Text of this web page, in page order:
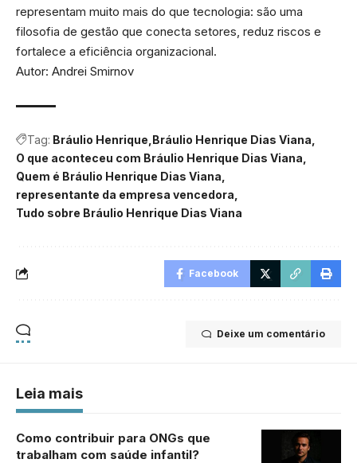
representam muito mais do que tecnologia: são uma
filosofia de gestão que conecta setores, reduz riscos e
fortalece a eficiência organizacional.
Autor: Andrei Smirnov
Tag: Bráulio Henrique Bráulio Henrique Dias Viana
O que aconteceu com Bráulio Henrique Dias Viana
Quem é Bráulio Henrique Dias Viana
representante da empresa vencedora
Tudo sobre Bráulio Henrique Dias Viana
Facebook
Deixe um comentário
Leia mais
Como contribuir para ONGs que
trabalham com saúde infantil?